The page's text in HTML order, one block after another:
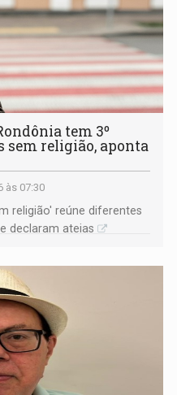
tem 3º
sem religião, aponta
às 07:30
religião' reúne diferentes
declaram ateias